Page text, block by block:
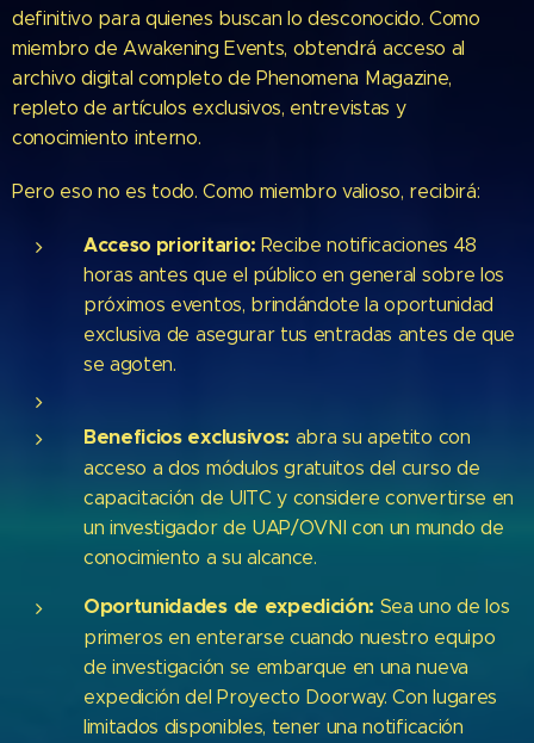
definitivo para quienes buscan lo desconocido. Como
miembro de Awakening Events, obtendrá acceso al
archivo digital completo de Phenomena Magazine,
repleto de artículos exclusivos, entrevistas y
conocimiento interno.
Pero eso no es todo. Como miembro valioso, recibirá:
Acceso prioritario: Recibe notificaciones 48
horas antes que el público en general sobre los
próximos eventos, brindándote la oportunidad
exclusiva de asegurar tus entradas antes de que
se agoten.
Beneficios exclusivos: abra su apetito con
acceso a dos módulos gratuitos del curso de
capacitación de UITC y considere convertirse en
un investigador de UAP/OVNI con un mundo de
conocimiento a su alcance.
Oportunidades de expedición: Sea uno de los
primeros en enterarse cuando nuestro equipo
de investigación se embarque en una nueva
expedición del Proyecto Doorway. Con lugares
limitados disponibles, tener una notificación